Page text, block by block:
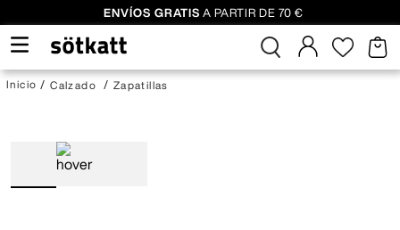
ENVÍOS GRATIS A PARTIR DE 70 €
Calzado Zapatillas